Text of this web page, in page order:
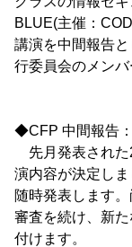
BLUE(主催：
講演を中間報告
行委員会のメンバ
◆CFP 中間報告
先月発表された
演内容が決定し
随時発表します
審査を続け、新
付けます。